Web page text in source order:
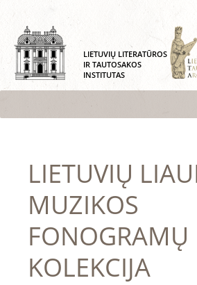
LIETUVIŲ LITERATŪROS
IR TAUTOSAKOS
INSTITUTAS
LIETUVIŲ
MUZIKOS
FONOGRAMŲ
KOLEKCIJA